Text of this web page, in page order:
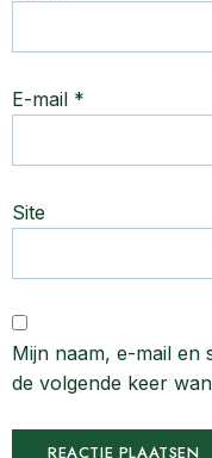
E-mail *
Site
Mijn naam, e-mail en
de volgende keer